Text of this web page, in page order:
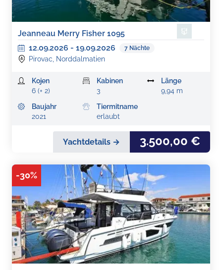
Jeanneau Merry Fisher 1095
12.09.2026 - 19.09.2026 7 Nächte
Pirovac, Norddalmatien
Kojen
6 (+ 2)
Kabinen
3
Länge
9,94 m
Baujahr
2021
Tiermitname
erlaubt
Yachtdetails → 3.500,00 €
-30%